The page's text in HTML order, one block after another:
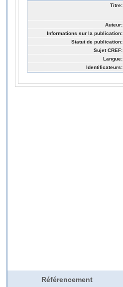
Titre:
Auteur:
Informations sur la publication:
Statut de publication:
Sujet CREF:
Langue:
Identificateurs:
Référencement